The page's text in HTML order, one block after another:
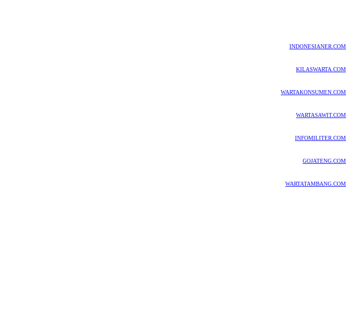
INDONESIANER.COM
KILASWARTA.COM
WARTAKONSUMEN.COM
WARTASAWIT.COM
INFOMILITER.COM
GOJATENG.COM
WARTATAMBANG.COM